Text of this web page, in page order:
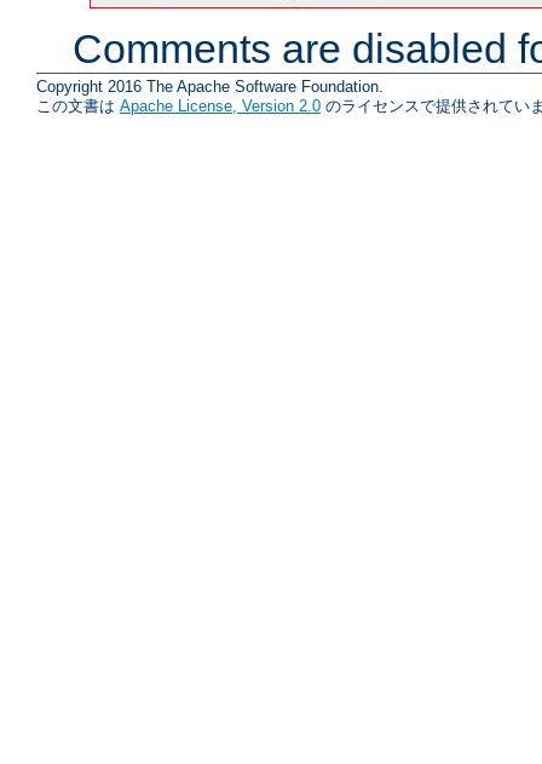
Comments are disabled
Copyright 2016 The Apache Software Foundation.
この文書は Apache License, Version 2.0 のライセンスで提供されてい